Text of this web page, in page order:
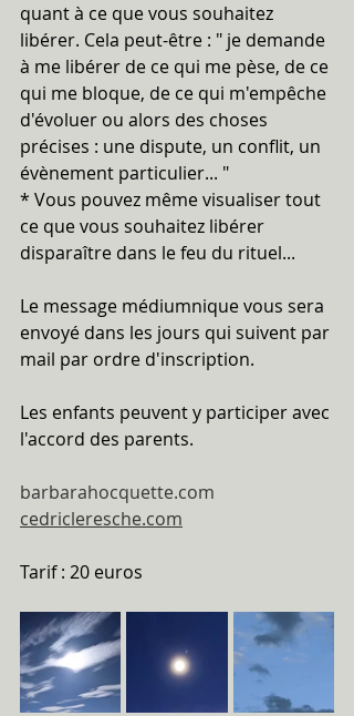
quant à ce que vous souhaitez
libérer. Cela peut-être : " je demande
à me libérer de ce qui me pèse, de ce
qui me bloque, de ce qui m'empêche
d'évoluer ou alors des choses
précises : une dispute, un conflit, un
évènement particulier... "
* Vous pouvez même visualiser tout
ce que vous souhaitez libérer
disparaître dans le feu du rituel...
Le message médiumnique vous sera
envoyé dans les jours qui suivent par
mail par ordre d'inscription.
Les enfants peuvent y participer avec
l'accord des parents.
barbarahocquette.com
cedricleresche.com
Tarif : 20 euros